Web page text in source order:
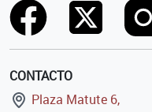
CONTACTO
Plaza Matute 6,